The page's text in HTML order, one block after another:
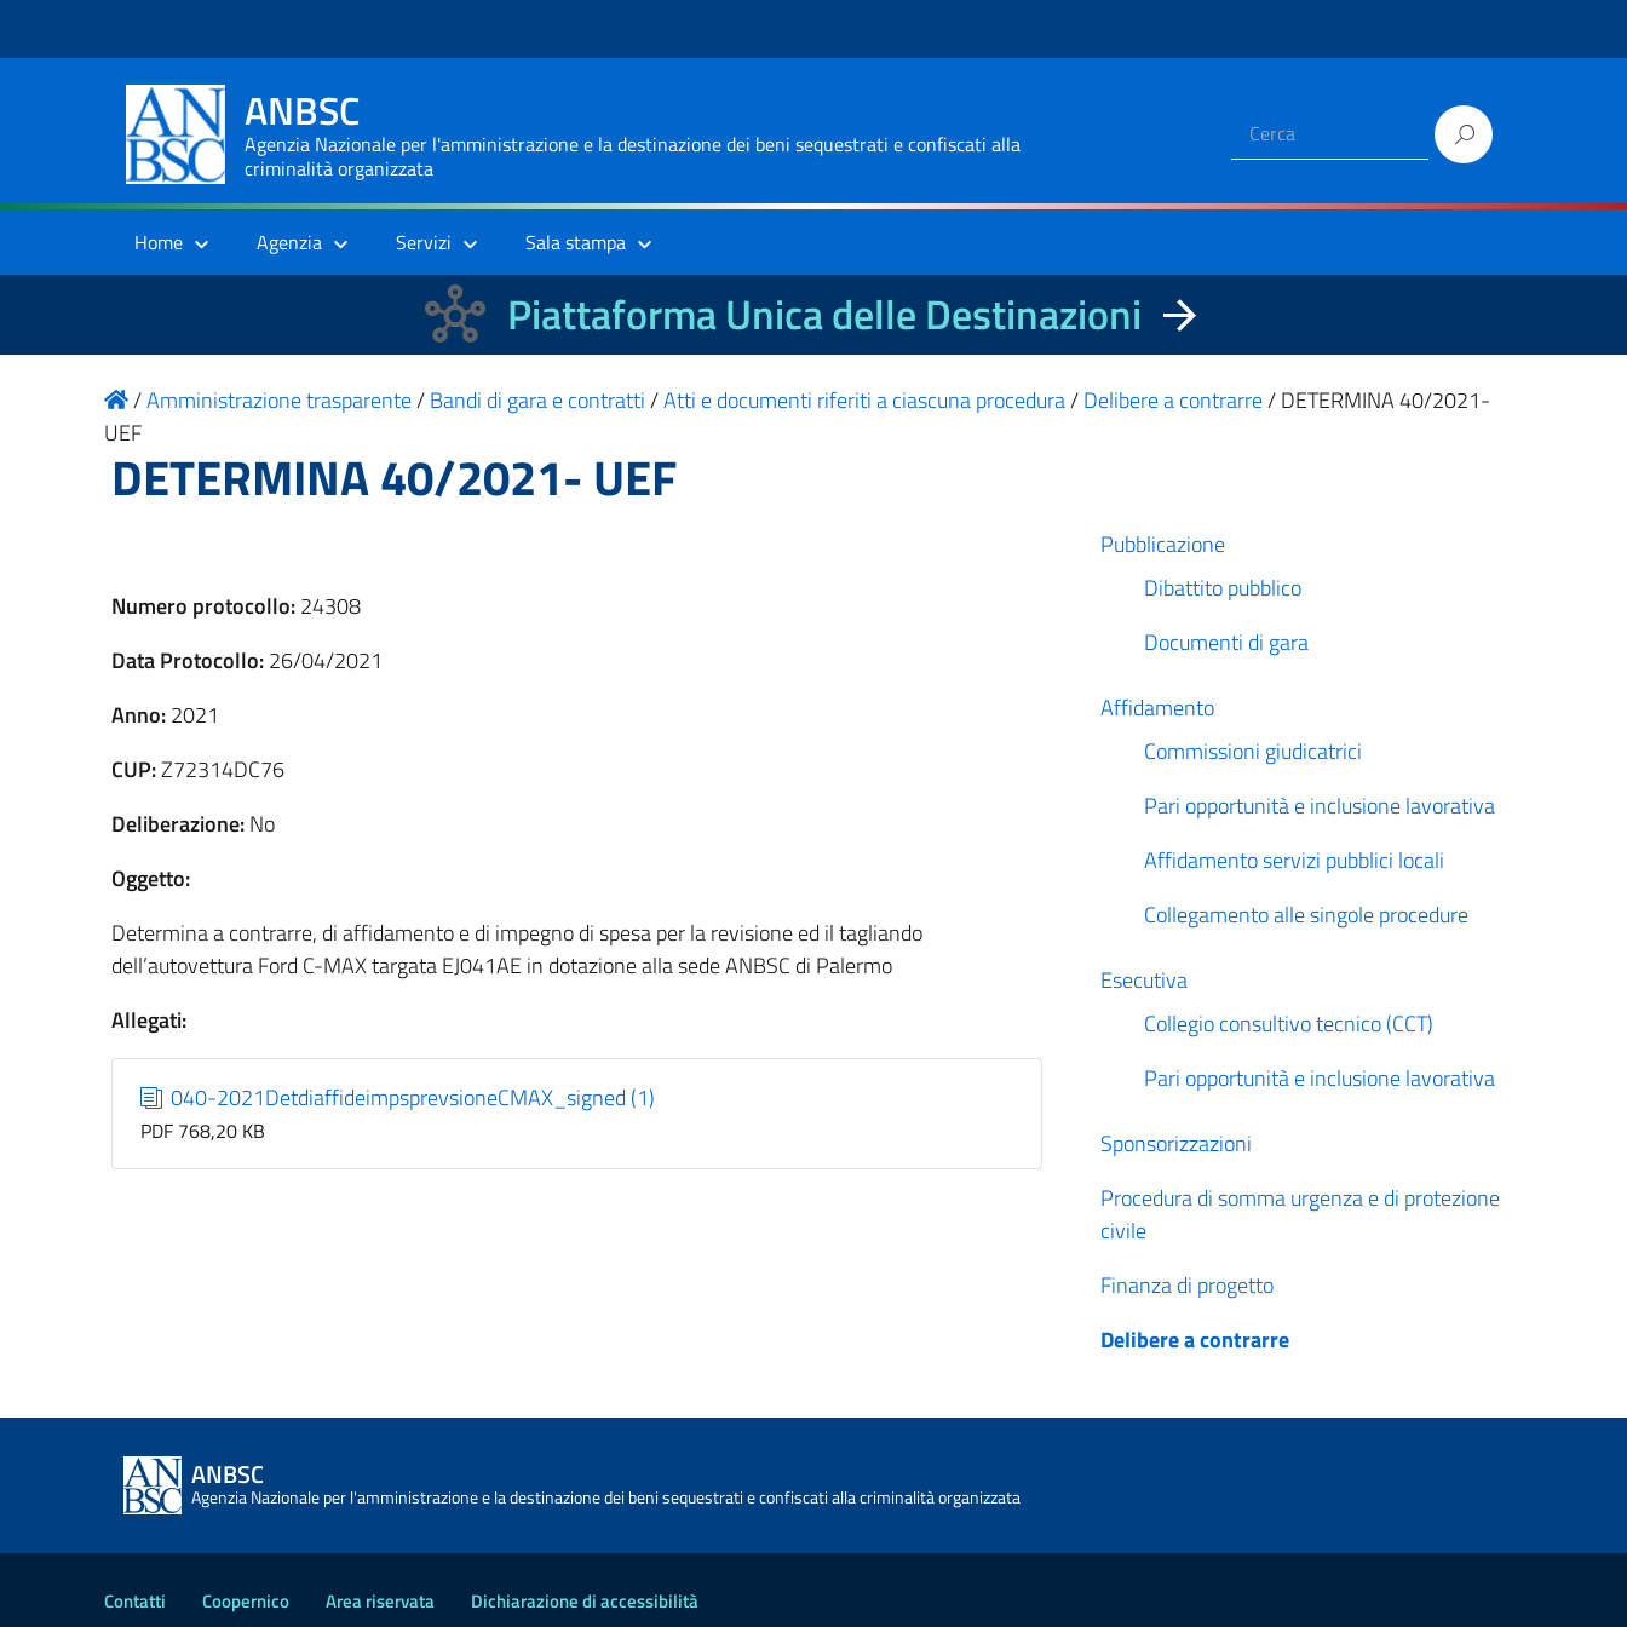
ANBSC
Agenzia Nazionale per l'amministrazione e la destinazione dei beni sequestrati e confiscati alla
criminalità organizzata
Home Agenzia Servizi Sala stampa
Piattaforma Unica delle Destinazioni
/Amministrazione trasparente/Bandi di gara e contratti/Atti e documenti riferiti a ciascuna procedura/Delibere a contrarre/DETERMINA 40/2021-
UEF
DETERMINA 40/2021- UEF
Numero protocollo:24308
Data Protocollo:26/04/2021
Anno:2021
CUP:Z72314DC76
Deliberazione:No
Oggetto:
Determina a contrarre, di affidamento e di impegno di spesa per la revisione ed il tagliando
dell’autovettura Ford C-MAX targata EJ041AE in dotazione alla sede ANBSC di Palermo
Allegati:
040-2021DetdiaffideimpsprevsioneCMAX_signed (1)
PDF 768,20 KB
Pubblicazione
Dibattito pubblico
Documenti di gara
Affidamento
Commissioni giudicatrici
Pari opportunità e inclusione lavorativa
Affidamento servizi pubblici locali
Collegamento alle singole procedure
Esecutiva
Collegio consultivo tecnico (CCT)
Pari opportunità e inclusione lavorativa
Sponsorizzazioni
Procedura di somma urgenza e di protezione
civile
Finanza di progetto
Delibere a contrarre
ANBSC
Agenzia Nazionale per l'amministrazione e la destinazione dei beni sequestrati e confiscati alla criminalità organizzata
Contatti Coopernico Area riservata Dichiarazione di accessibilità